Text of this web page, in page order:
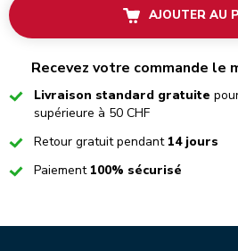
AJOUTER AU
Recevez votre commande le
CheckedLivraison standard gratuite
supérieure à 50 CHF
CheckedRetour gratuit pendant 14 jours
CheckedPaiement 100% sécurisé